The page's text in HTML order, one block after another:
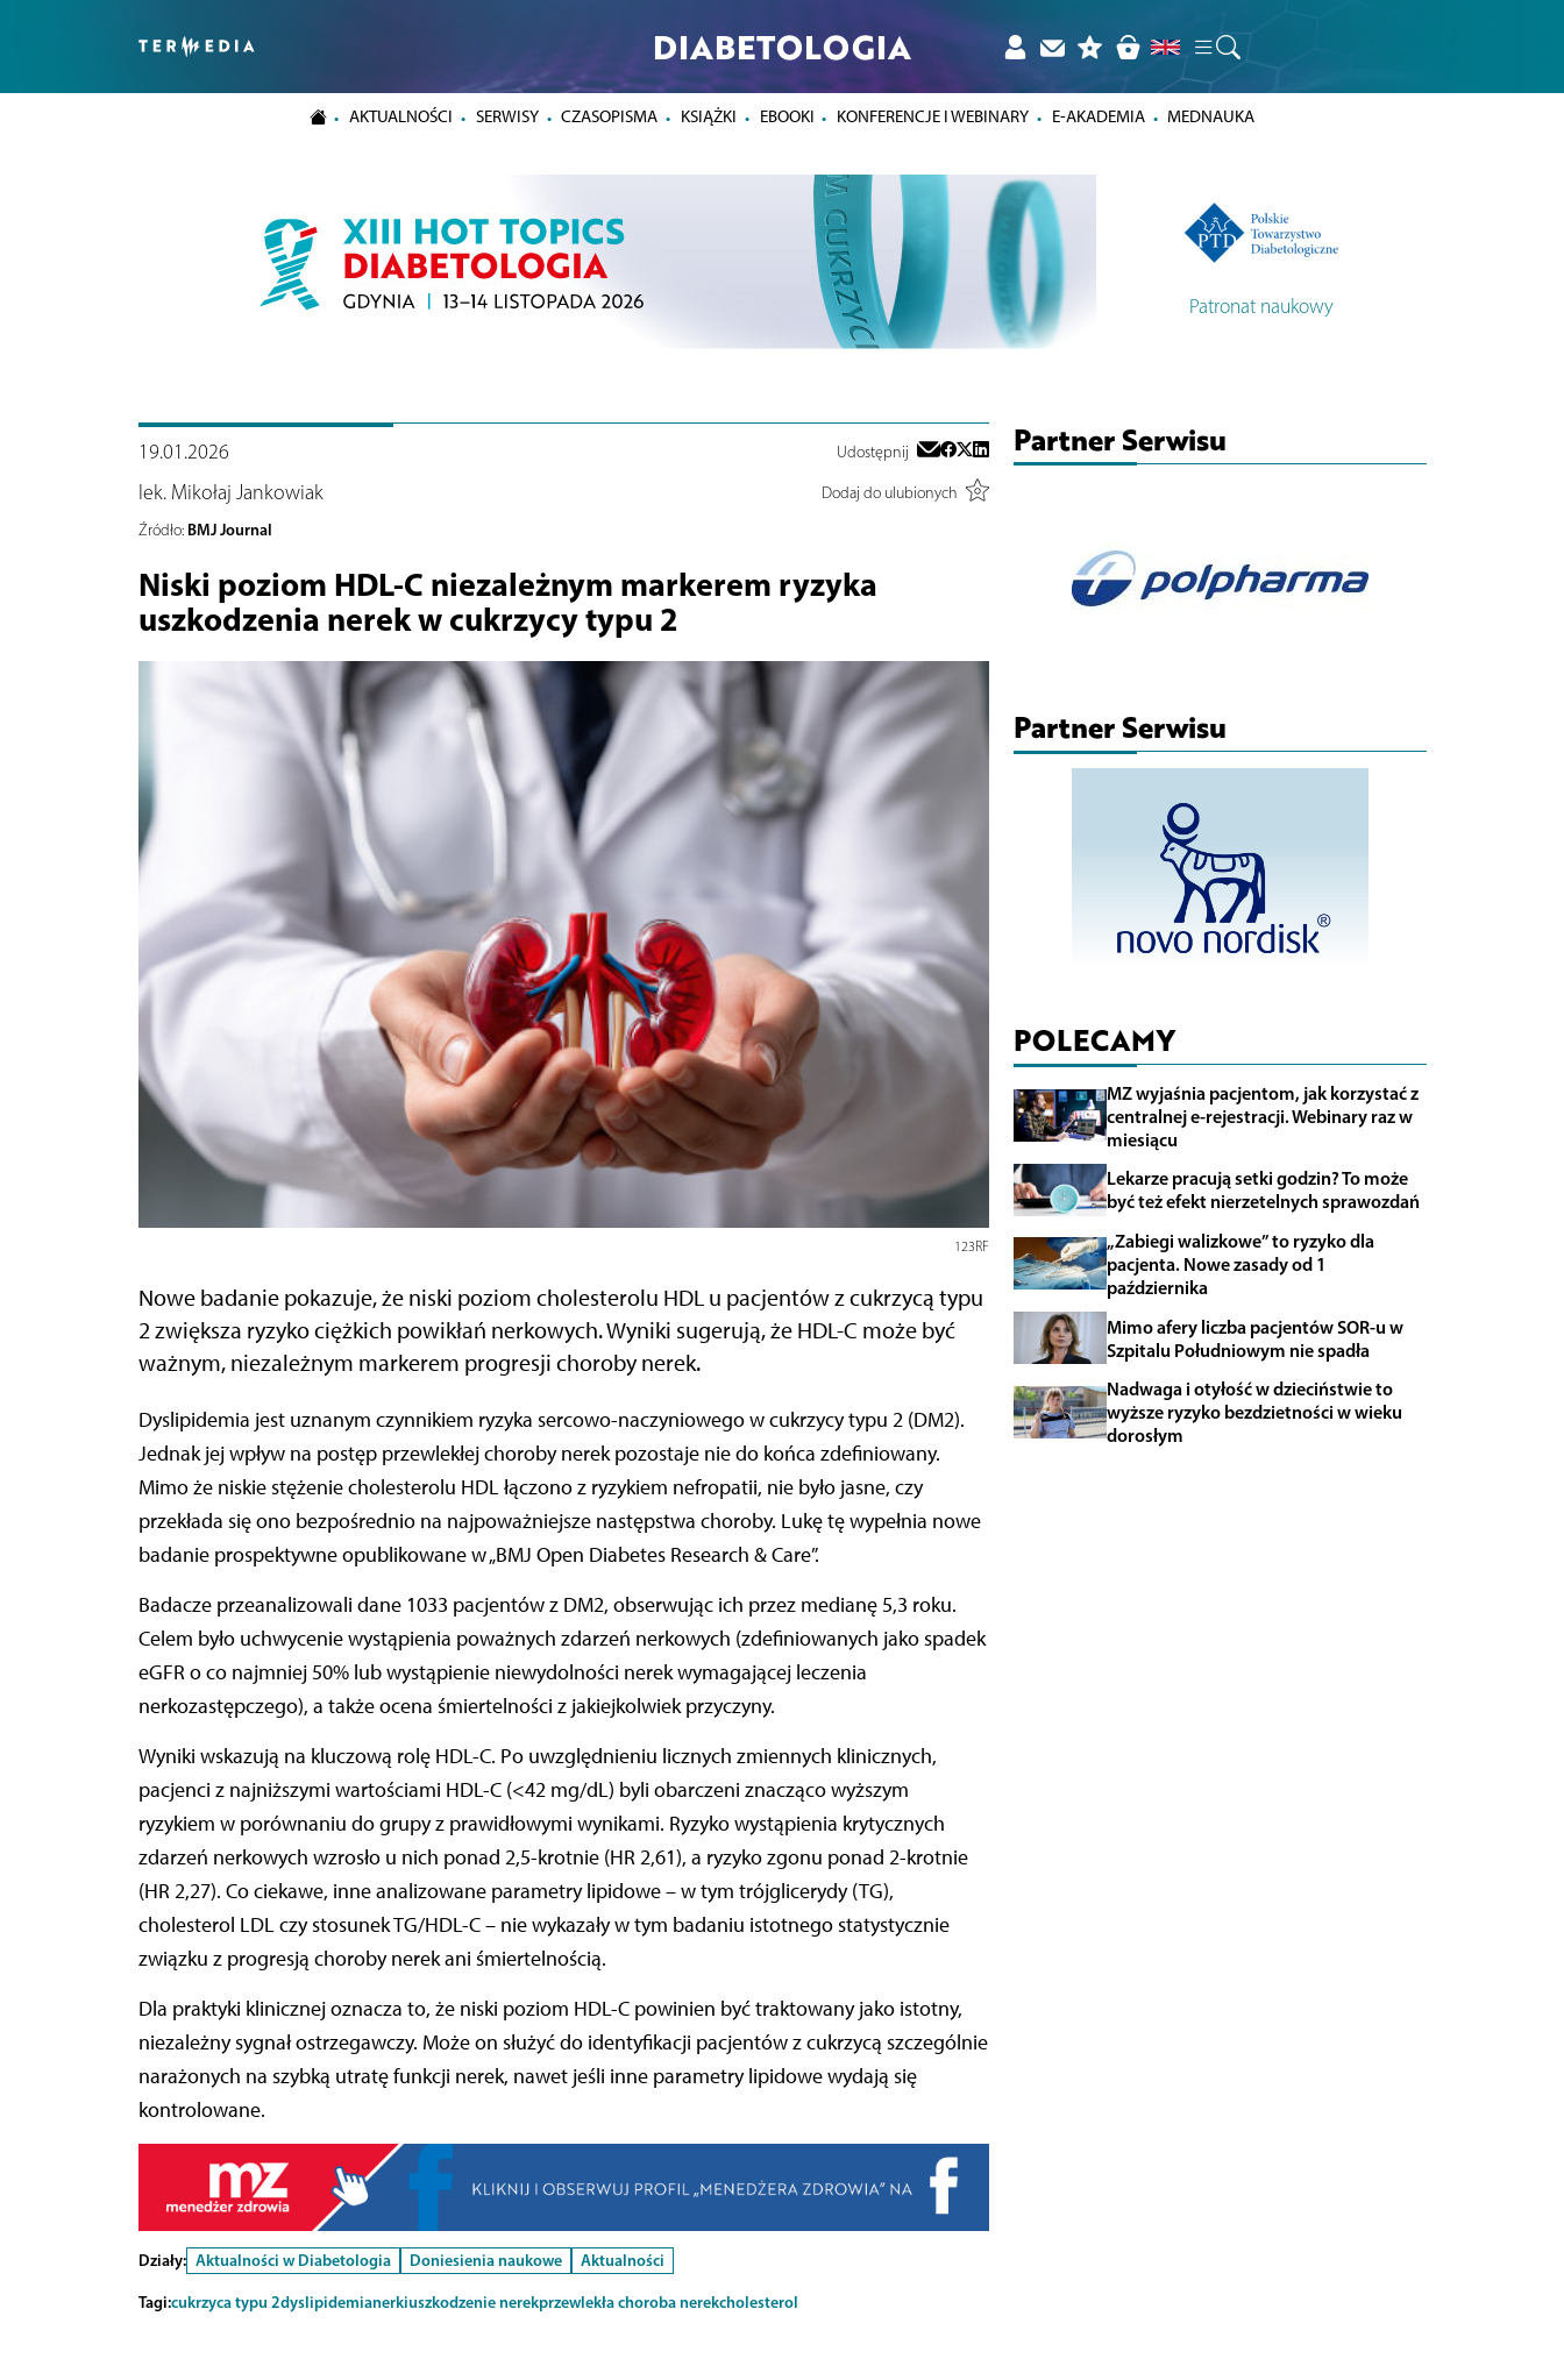
DIABETOLOGIA
AKTUALNOŚCI SERWISY CZASOPISMA KSIĄŻKI EBOOKI KONFERENCJE I WEBINARY E-AKADEMIA MEDNAUKA
Patronat naukowy
19.01.2026 Udostępnij
lek. Mikołaj Jankowiak
Dodaj do ulubionych
Źródło: BMJ Journal
Niski poziom HDL-C niezależnym markerem ryzyka
uszkodzenia nerek w cukrzycy typu 2
123RF
Nowe badanie pokazuje, że niski poziom cholesterolu HDL u pacjentów z cukrzycą typu
2 zwiększa ryzyko ciężkich powikłań nerkowych. Wyniki sugerują, że HDL-C może być
ważnym, niezależnym markerem progresji choroby nerek.
Dyslipidemia jest uznanym czynnikiem ryzyka sercowo-naczyniowego w cukrzycy typu 2 (DM2).
Jednak jej wpływ na postęp przewlekłej choroby nerek pozostaje nie do końca zdefiniowany.
Mimo że niskie stężenie cholesterolu HDL łączono z ryzykiem nefropatii, nie było jasne, czy
przekłada się ono bezpośrednio na najpoważniejsze następstwa choroby. Lukę tę wypełnia nowe
badanie prospektywne opublikowane w „BMJ Open Diabetes Research & Care”.
Badacze przeanalizowali dane 1033 pacjentów z DM2, obserwując ich przez medianę 5,3 roku.
Celem było uchwycenie wystąpienia poważnych zdarzeń nerkowych (zdefiniowanych jako spadek
eGFR o co najmniej 50% lub wystąpienie niewydolności nerek wymagającej leczenia
nerkozastępczego), a także ocena śmiertelności z jakiejkolwiek przyczyny.
Wyniki wskazują na kluczową rolę HDL-C. Po uwzględnieniu licznych zmiennych klinicznych,
pacjenci z najniższymi wartościami HDL-C (<42 mg/dL) byli obarczeni znacząco wyższym
ryzykiem w porównaniu do grupy z prawidłowymi wynikami. Ryzyko wystąpienia krytycznych
zdarzeń nerkowych wzrosło u nich ponad 2,5-krotnie (HR 2,61), a ryzyko zgonu ponad 2-krotnie
(HR 2,27). Co ciekawe, inne analizowane parametry lipidowe – w tym trójglicerydy (TG),
cholesterol LDL czy stosunek TG/HDL-C – nie wykazały w tym badaniu istotnego statystycznie
związku z progresją choroby nerek ani śmiertelnością.
Dla praktyki klinicznej oznacza to, że niski poziom HDL-C powinien być traktowany jako istotny,
niezależny sygnał ostrzegawczy. Może on służyć do identyfikacji pacjentów z cukrzycą szczególnie
narażonych na szybką utratę funkcji nerek, nawet jeśli inne parametry lipidowe wydają się
kontrolowane.
Działy: Aktualności w Diabetologia Doniesienia naukowe
Aktualności
Tagi:cukrzyca typu 2dyslipidemianerkiuszkodzenie nerekprzewlekła choroba nerekcholesterol
Partner Serwisu
Partner Serwisu
POLECAMY
MZ wyjaśnia pacjentom, jak korzystać z
centralnej e-rejestracji. Webinary raz w
miesiącu
Lekarze pracują setki godzin? To może
być też efekt nierzetelnych sprawozdań
„Zabiegi walizkowe” to ryzyko dla
pacjenta. Nowe zasady od 1
października
Mimo afery liczba pacjentów SOR-u w
Szpitalu Południowym nie spadła
Nadwaga i otyłość w dzieciństwie to
wyższe ryzyko bezdzietności w wieku
dorosłym